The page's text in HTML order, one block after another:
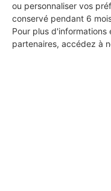
ou personnaliser vos
conservé pendant 6
Pour plus d'informations
partenaires, accédez à
12 ans